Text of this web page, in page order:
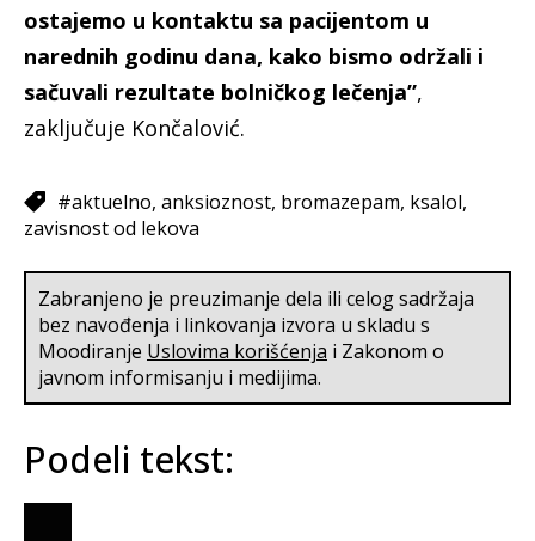
ostajemo u kontaktu sa pacijentom u
narednih godinu dana, kako bismo održali i
sačuvali rezultate bolničkog lečenja”,
zaključuje Končalović.
#aktuelno anksioznost bromazepam ksalol
zavisnost od lekova
Zabranjeno je preuzimanje dela ili celog sadržaja
bez navođenja i linkovanja izvora u skladu s
Moodiranje Uslovima korišćenja i Zakonom o
javnom informisanju i medijima.
Podeli tekst: